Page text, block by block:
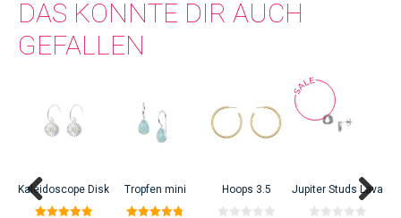
DAS KÖNNTE DIR AUCH
GEFALLEN
Kaleidoscope Disk Tropfen mini Hoops 3.5 Jupiter Studs Lava